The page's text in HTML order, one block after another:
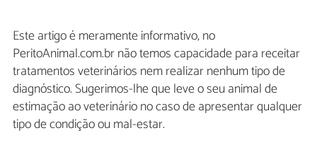
Este artigo é meramente informativo, no
PeritoAnimal.com.br não temos capacidade para receitar
tratamentos veterinários nem realizar nenhum tipo de
diagnóstico. Sugerimos-lhe que leve o seu animal de
estimação ao veterinário no caso de apresentar qualquer
tipo de condição ou mal-estar.